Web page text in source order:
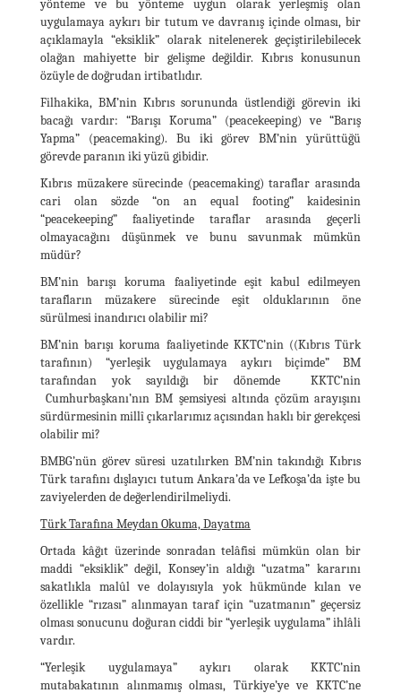
yönteme ve bu yönteme uygun olarak yerleşmiş olan
uygulamaya aykırı bir tutum ve davranış içinde olması, bir
açıklamayla “eksiklik” olarak nitelenerek geçiştirilebilecek
olağan mahiyette bir gelişme değildir. Kıbrıs konusunun
özüyle de doğrudan irtibatlıdır.
Filhakika, BM’nin Kıbrıs sorununda üstlendiği görevin iki
bacağı vardır: “Barışı Koruma” (peacekeeping) ve “Barış
Yapma” (peacemaking). Bu iki görev BM’nin yürüttüğü
görevde paranın iki yüzü gibidir.
Kıbrıs müzakere sürecinde (peacemaking) taraflar arasında
cari olan sözde “on an equal footing” kaidesinin
“peacekeeping” faaliyetinde taraflar arasında geçerli
olmayacağını düşünmek ve bunu savunmak mümkün
müdür?
BM’nin barışı koruma faaliyetinde eşit kabul edilmeyen
tarafların müzakere sürecinde eşit olduklarının öne
sürülmesi inandırıcı olabilir mi?
BM’nin barışı koruma faaliyetinde KKTC’nin ((Kıbrıs Türk
tarafının) “yerleşik uygulamaya aykırı biçimde” BM
tarafından yok sayıldığı bir dönemde KKTC’nin
Cumhurbaşkanı’nın BM şemsiyesi altında çözüm arayışını
sürdürmesinin millî çıkarlarımız açısından haklı bir gerekçesi
olabilir mi?
BMBG’nün görev süresi uzatılırken BM’nin takındığı Kıbrıs
Türk tarafını dışlayıcı tutum Ankara’da ve Lefkoşa’da işte bu
zaviyelerden de değerlendirilmeliydi.
Türk Tarafına Meydan Okuma, Dayatma
Ortada kâğıt üzerinde sonradan telâfisi mümkün olan bir
maddi “eksiklik” değil, Konsey’in aldığı “uzatma” kararını
sakatlıkla malûl ve dolayısıyla yok hükmünde kılan ve
özellikle “rızası” alınmayan taraf için “uzatmanın” geçersiz
olması sonucunu doğuran ciddi bir “yerleşik uygulama” ihlâli
vardır.
“Yerleşik uygulamaya” aykırı olarak KKTC’nin
mutabakatının alınmamış olması, Türkiye’ye ve KKTC’ne